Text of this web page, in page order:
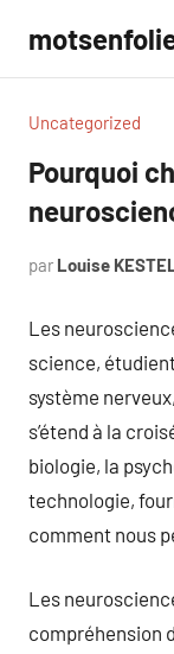
contenu
Uncategorized
Pourquoi
par Louise
Les
science,
système
s’étend à la
biologie, la
technologie,
comment nous
Les
compréhension